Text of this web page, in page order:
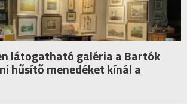
látogatható galéria a Bartók
hűsítő menedéket kínál a